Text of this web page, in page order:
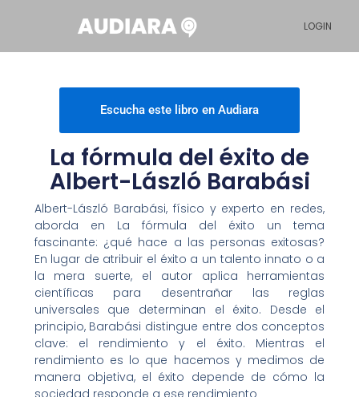
LOGIN
Escucha este libro en Audiara
La fórmula del éxito de
Albert-László Barabási
Albert-László Barabási, físico y experto en redes,
aborda en La fórmula del éxito un tema
fascinante: ¿qué hace a las personas exitosas?
En lugar de atribuir el éxito a un talento innato o a
la mera suerte, el autor aplica herramientas
científicas para desentrañar las reglas
universales que determinan el éxito. Desde el
principio, Barabási distingue entre dos conceptos
clave: el rendimiento y el éxito. Mientras el
rendimiento es lo que hacemos y medimos de
manera objetiva, el éxito depende de cómo la
sociedad responde a ese rendimiento